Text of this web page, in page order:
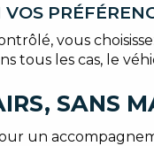
vous
tous les cas, le
SANS
un